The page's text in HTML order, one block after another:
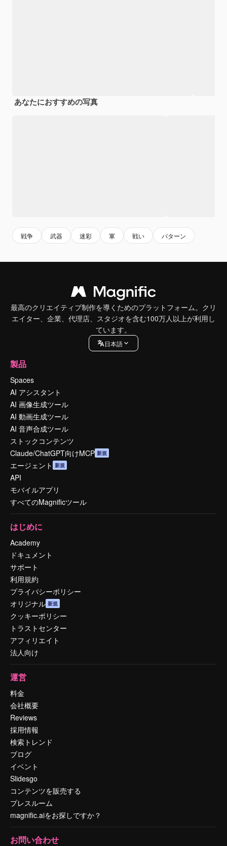
あなたにおすすめの写真
戦争 武器 迷彩 軍 戦い パターン
最高のクリエイティブ制作を導くためのプラットフォーム。クリ
エイター、企業、代理店、スタジオを含む100万人以上が利用し
ています。
日本語
製品
Spaces
AI アシスタント
AI 画像生成ツール
AI 動画生成ツール
AI 音声合成ツール
ストックコンテンツ
Claude/ChatGPT向けMCP 新規
エージェント 新規
API
モバイルアプリ
すべてのMagnificツール
はじめに
Academy
ドキュメント
サポート
利用規約
プライバシーポリシー
オリジナル 新規
クッキーポリシー
トラストセンター
アフィリエイト
法人向け
運営
料金
会社概要
Reviews
採用情報
検索トレンド
ブログ
イベント
Slidesgo
コンテンツを販売する
プレスルーム
magnific.aiをお探しですか？
お問い合わせ